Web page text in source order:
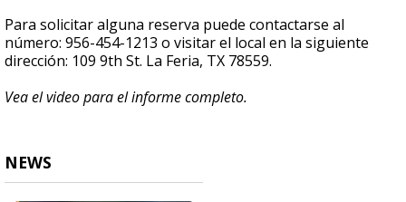
Para solicitar alguna reserva puede contactarse al
número: 956-454-1213 o visitar el local en la siguiente
dirección: 109 9th St. La Feria, TX 78559.
Vea el video para el informe completo.
NEWS